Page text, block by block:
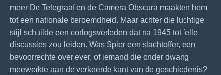
meer De Telegraaf en de Camera Obscura maakten hem
tot een nationale beroemdheid. Maar achter die luchtige
stijl schuilde een oorlogsverleden dat na 1945 tot felle
discussies zou leiden. Was Spier een slachtoffer, een
bevoorrechte overlever, of iemand die onder dwang
meewerkte aan de verkeerde kant van de geschiedenis?